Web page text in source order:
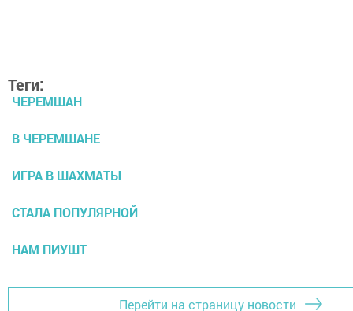
Теги:
ЧЕРЕМШАН
В ЧЕРЕМШАНЕ
ИГРА В ШАХМАТЫ
СТАЛА ПОПУЛЯРНОЙ
НАМ ПИУШТ
Перейти на страницу новости